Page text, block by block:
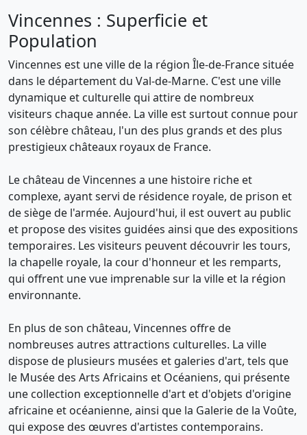
Vincennes : Superficie et
Population
Vincennes est une ville de la région Île-de-France située
dans le département du Val-de-Marne. C'est une ville
dynamique et culturelle qui attire de nombreux
visiteurs chaque année. La ville est surtout connue pour
son célèbre château, l'un des plus grands et des plus
prestigieux châteaux royaux de France.
Le château de Vincennes a une histoire riche et
complexe, ayant servi de résidence royale, de prison et
de siège de l'armée. Aujourd'hui, il est ouvert au public
et propose des visites guidées ainsi que des expositions
temporaires. Les visiteurs peuvent découvrir les tours,
la chapelle royale, la cour d'honneur et les remparts,
qui offrent une vue imprenable sur la ville et la région
environnante.
En plus de son château, Vincennes offre de
nombreuses autres attractions culturelles. La ville
dispose de plusieurs musées et galeries d'art, tels que
le Musée des Arts Africains et Océaniens, qui présente
une collection exceptionnelle d'art et d'objets d'origine
africaine et océanienne, ainsi que la Galerie de la Voûte,
qui expose des œuvres d'artistes contemporains.